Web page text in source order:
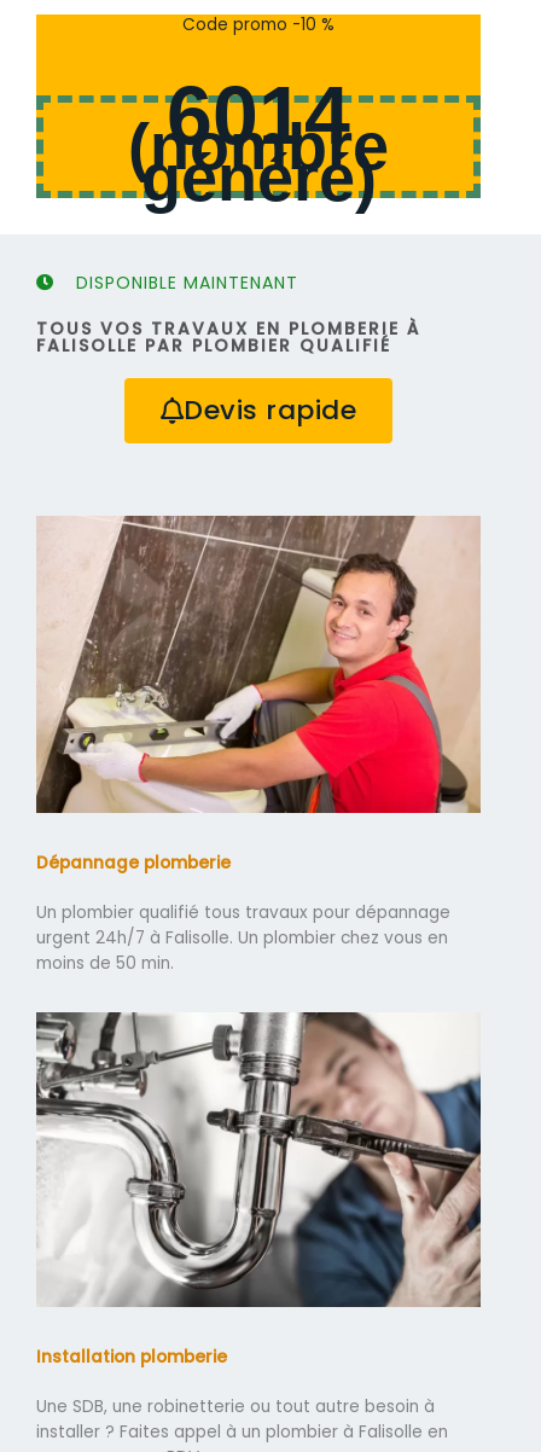
s
s
Code promo -10 %
6014
(nombre
généré)
DISPONIBLE MAINTENANT
TOUS VOS TRAVAUX EN PLOMBERIE À
FALISOLLE PAR PLOMBIER QUALIFIÉ
Devis rapide
Dépannage plomberie
Un plombier qualifié tous travaux pour dépannage
urgent 24h/7 à Falisolle. Un plombier chez vous en
moins de 50 min.
Installation plomberie
Une SDB, une robinetterie ou tout autre besoin à
installer ? Faites appel à un plombier à Falisolle en